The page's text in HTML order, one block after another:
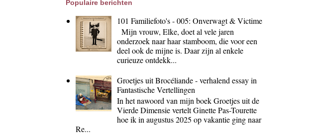
Populaire berichten
101 Familiefoto's - 005: Onverwagt & Victime
Mijn vrouw, Elke, doet al vele jaren
onderzoek naar haar stamboom, die voor een
deel ook de mijne is. Daar zijn al enkele
curieuze ontdekk...
Groetjes uit Brocéliande - verhalend essay in
Fantastische Vertellingen
In het nawoord van mijn boek Groetjes uit de
Vierde Dimensie vertelt Ginette Pas-Tourette
hoe ik in augustus 2025 op vakantie ging naar
Re...